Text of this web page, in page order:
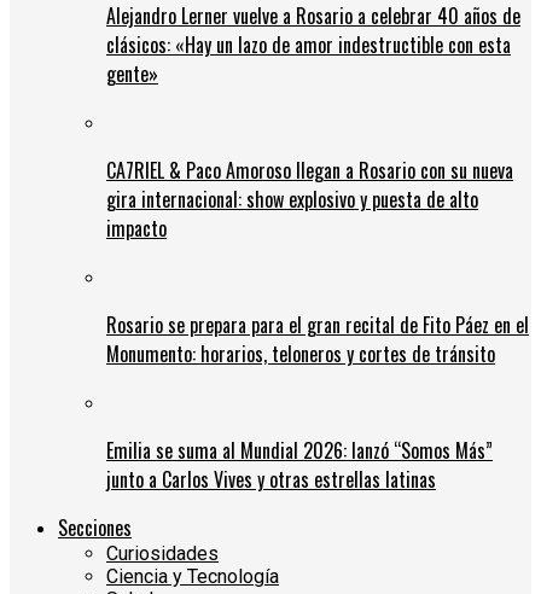
Alejandro Lerner vuelve a Rosario a celebrar 40 años de
clásicos: «Hay un lazo de amor indestructible con esta
gente»
CA7RIEL & Paco Amoroso llegan a Rosario con su nueva
gira internacional: show explosivo y puesta de alto
impacto
Rosario se prepara para el gran recital de Fito Páez en el
Monumento: horarios, teloneros y cortes de tránsito
Emilia se suma al Mundial 2026: lanzó “Somos Más”
junto a Carlos Vives y otras estrellas latinas
Secciones
Curiosidades
Ciencia y Tecnología